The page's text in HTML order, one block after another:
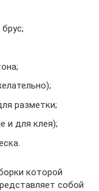
разметки;
и для клея);
которой
собой